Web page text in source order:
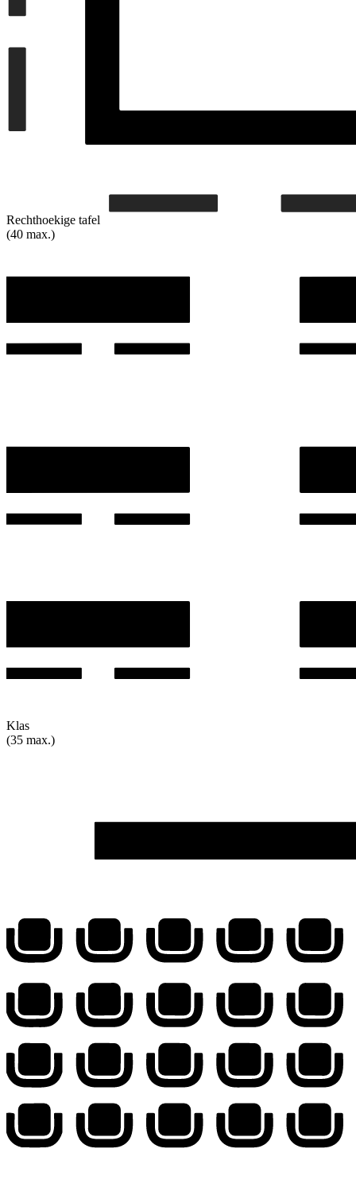
Rechthoekige tafel
(40 max.)
Klas
(35 max.)